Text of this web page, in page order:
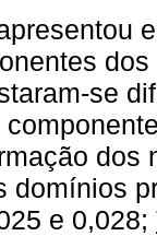
se
dos
domínios
e 0,028;